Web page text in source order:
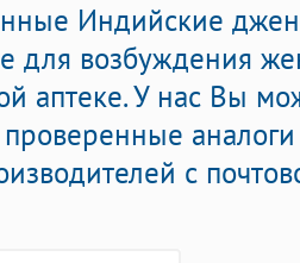
Индийские
для возбуждения
аптеке. У нас Вы
аналоги
с